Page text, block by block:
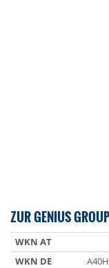
ZUR GENIUS
WKN AT
WKN DE